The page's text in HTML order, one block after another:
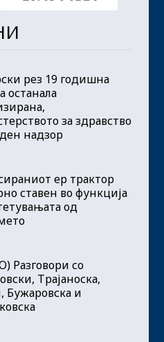
рез 19 годишна
останала
за здравство
надзор
ер трактор
ставен во функција
од
Разговори со
Трајаноска,
Бужаровска и